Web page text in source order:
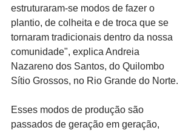
estruturaram-se modos de fazer o
plantio, de colheita e de troca que se
tornaram tradicionais dentro da nossa
comunidade", explica Andreia
Nazareno dos Santos, do Quilombo
Sítio Grossos, no Rio Grande do Norte.
Esses modos de produção são
passados de geração em geração,